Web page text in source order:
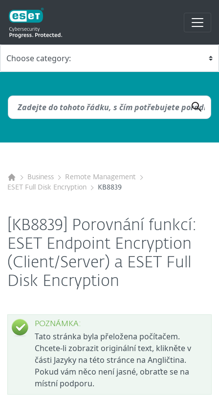
Business
Remote Management
ESET Full Disk Encryption
KB8839
[KB8839] Porovnání funkcí:
ESET Endpoint Encryption
(Client/Server) a ESET Full
Disk Encryption
POZNÁMKA:
Tato stránka byla přeložena počítačem.
Chcete-li zobrazit originální text, klikněte v
části Jazyky na této stránce na Angličtina.
Pokud vám něco není jasné, obraťte se na
místní podporu.